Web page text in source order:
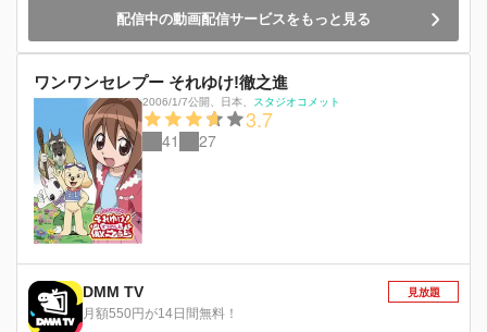
配信中の動画配信サービスをもっと見る
ワンワンセレプー それゆけ!徹之進
2006/1/7公開 日本 スタジオコメット
3.7
41 27
DMM TV
月額550円が14日間無料！
見放題